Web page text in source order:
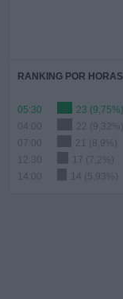
RANKING POR HORAS
05:30
23 (9,75%)
22 (9,32%)
07:00
21 (8,9%)
12:30
17 (7,2%)
14 (5,93%)